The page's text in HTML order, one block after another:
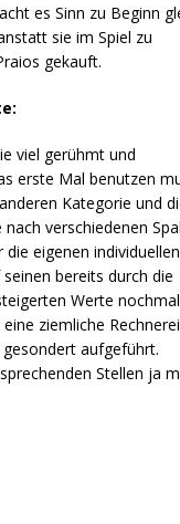
es Sinn zu Beginn
sie im Spiel zu
gekauft.
viel gerühmt und
erste Mal benutzen
Kategorie und
verschiedenen
die eigenen individuellen
bereits durch die
Werte nochmal
ziemliche Rechnerei
aufgeführt.
Stellen ja